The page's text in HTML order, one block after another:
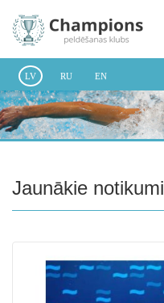
LV RU EN
Jaunākie notikumi